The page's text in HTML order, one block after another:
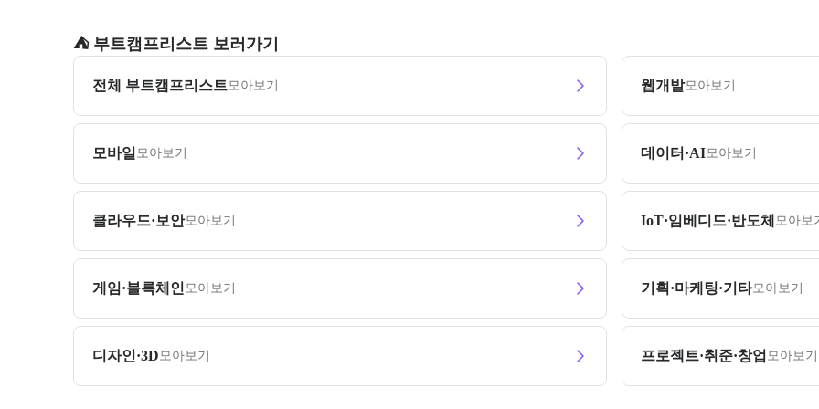
⛺️ 부트캠프리스트 보러가기
전체 부트캠프리스트모아보기 웹개발모아보기
모바일 모아보기 데이터·AI모아보기
클라우드·보안모아보기 IoT·임베디드·반도체 모아보
게임·블록체인 모아보기 기획·마케팅·기타모아보기
디자인·3D모아보기 프로젝트·취준·창업 모아보기